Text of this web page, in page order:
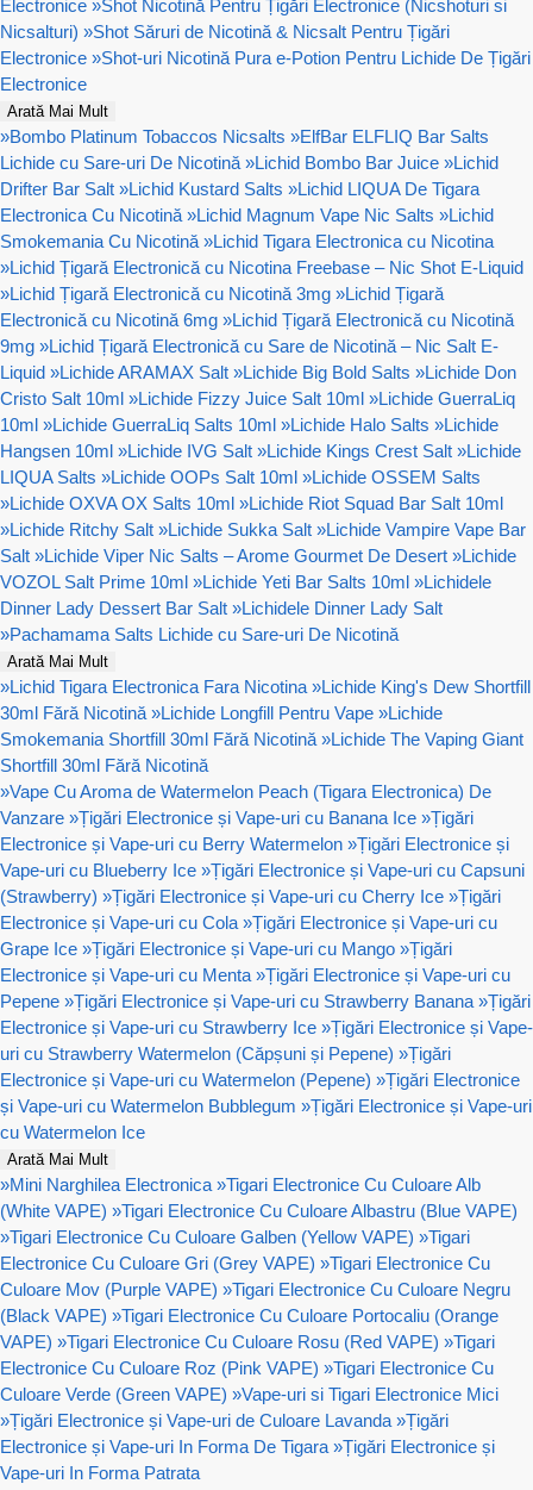
Electronice »Shot Nicotină Pentru Țigări Electronice (Nicshoturi si
Nicsalturi) »Shot Săruri de Nicotină & Nicsalt Pentru Țigări
Electronice »Shot-uri Nicotină Pura e-Potion Pentru Lichide De Țigări
Electronice
Arată Mai Mult
»Bombo Platinum Tobaccos Nicsalts »ElfBar ELFLIQ Bar Salts
Lichide cu Sare-uri De Nicotină »Lichid Bombo Bar Juice »Lichid
Drifter Bar Salt »Lichid Kustard Salts »Lichid LIQUA De Tigara
Electronica Cu Nicotină »Lichid Magnum Vape Nic Salts »Lichid
Smokemania Cu Nicotină »Lichid Tigara Electronica cu Nicotina
»Lichid Țigară Electronică cu Nicotina Freebase – Nic Shot E-Liquid
»Lichid Țigară Electronică cu Nicotină 3mg »Lichid Țigară
Electronică cu Nicotină 6mg »Lichid Țigară Electronică cu Nicotină
9mg »Lichid Țigară Electronică cu Sare de Nicotină – Nic Salt E-
Liquid »Lichide ARAMAX Salt »Lichide Big Bold Salts »Lichide Don
Cristo Salt 10ml »Lichide Fizzy Juice Salt 10ml »Lichide GuerraLiq
10ml »Lichide GuerraLiq Salts 10ml »Lichide Halo Salts »Lichide
Hangsen 10ml »Lichide IVG Salt »Lichide Kings Crest Salt »Lichide
LIQUA Salts »Lichide OOPs Salt 10ml »Lichide OSSEM Salts
»Lichide OXVA OX Salts 10ml »Lichide Riot Squad Bar Salt 10ml
»Lichide Ritchy Salt »Lichide Sukka Salt »Lichide Vampire Vape Bar
Salt »Lichide Viper Nic Salts – Arome Gourmet De Desert »Lichide
VOZOL Salt Prime 10ml »Lichide Yeti Bar Salts 10ml »Lichidele
Dinner Lady Dessert Bar Salt »Lichidele Dinner Lady Salt
»Pachamama Salts Lichide cu Sare-uri De Nicotină
Arată Mai Mult
»Lichid Tigara Electronica Fara Nicotina »Lichide King's Dew Shortfill
30ml Fără Nicotină »Lichide Longfill Pentru Vape »Lichide
Smokemania Shortfill 30ml Fără Nicotină »Lichide The Vaping Giant
Shortfill 30ml Fără Nicotină
»Vape Cu Aroma de Watermelon Peach (Tigara Electronica) De
Vanzare »Țigări Electronice și Vape-uri cu Banana Ice »Țigări
Electronice și Vape-uri cu Berry Watermelon »Țigări Electronice și
Vape-uri cu Blueberry Ice »Țigări Electronice și Vape-uri cu Capsuni
(Strawberry) »Țigări Electronice și Vape-uri cu Cherry Ice »Țigări
Electronice și Vape-uri cu Cola »Țigări Electronice și Vape-uri cu
Grape Ice »Țigări Electronice și Vape-uri cu Mango »Țigări
Electronice și Vape-uri cu Menta »Țigări Electronice și Vape-uri cu
Pepene »Țigări Electronice și Vape-uri cu Strawberry Banana »Țigări
Electronice și Vape-uri cu Strawberry Ice »Țigări Electronice și Vape-
uri cu Strawberry Watermelon (Căpșuni și Pepene) »Țigări
Electronice și Vape-uri cu Watermelon (Pepene) »Țigări Electronice
și Vape-uri cu Watermelon Bubblegum »Țigări Electronice și Vape-uri
cu Watermelon Ice
Arată Mai Mult
»Mini Narghilea Electronica »Tigari Electronice Cu Culoare Alb
(White VAPE) »Tigari Electronice Cu Culoare Albastru (Blue VAPE)
»Tigari Electronice Cu Culoare Galben (Yellow VAPE) »Tigari
Electronice Cu Culoare Gri (Grey VAPE) »Tigari Electronice Cu
Culoare Mov (Purple VAPE) »Tigari Electronice Cu Culoare Negru
(Black VAPE) »Tigari Electronice Cu Culoare Portocaliu (Orange
VAPE) »Tigari Electronice Cu Culoare Rosu (Red VAPE) »Tigari
Electronice Cu Culoare Roz (Pink VAPE) »Tigari Electronice Cu
Culoare Verde (Green VAPE) »Vape-uri si Tigari Electronice Mici
»Țigări Electronice și Vape-uri de Culoare Lavanda »Țigări
Electronice și Vape-uri In Forma De Tigara »Țigări Electronice și
Vape-uri In Forma Patrata